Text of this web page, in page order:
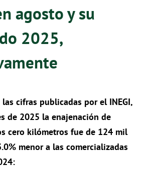
agosto y su
2025,
cifras publicadas por el INEGI,
de 2025 la enajenación de
cero kilómetros fue de 124 mil
menor a las comercializadas